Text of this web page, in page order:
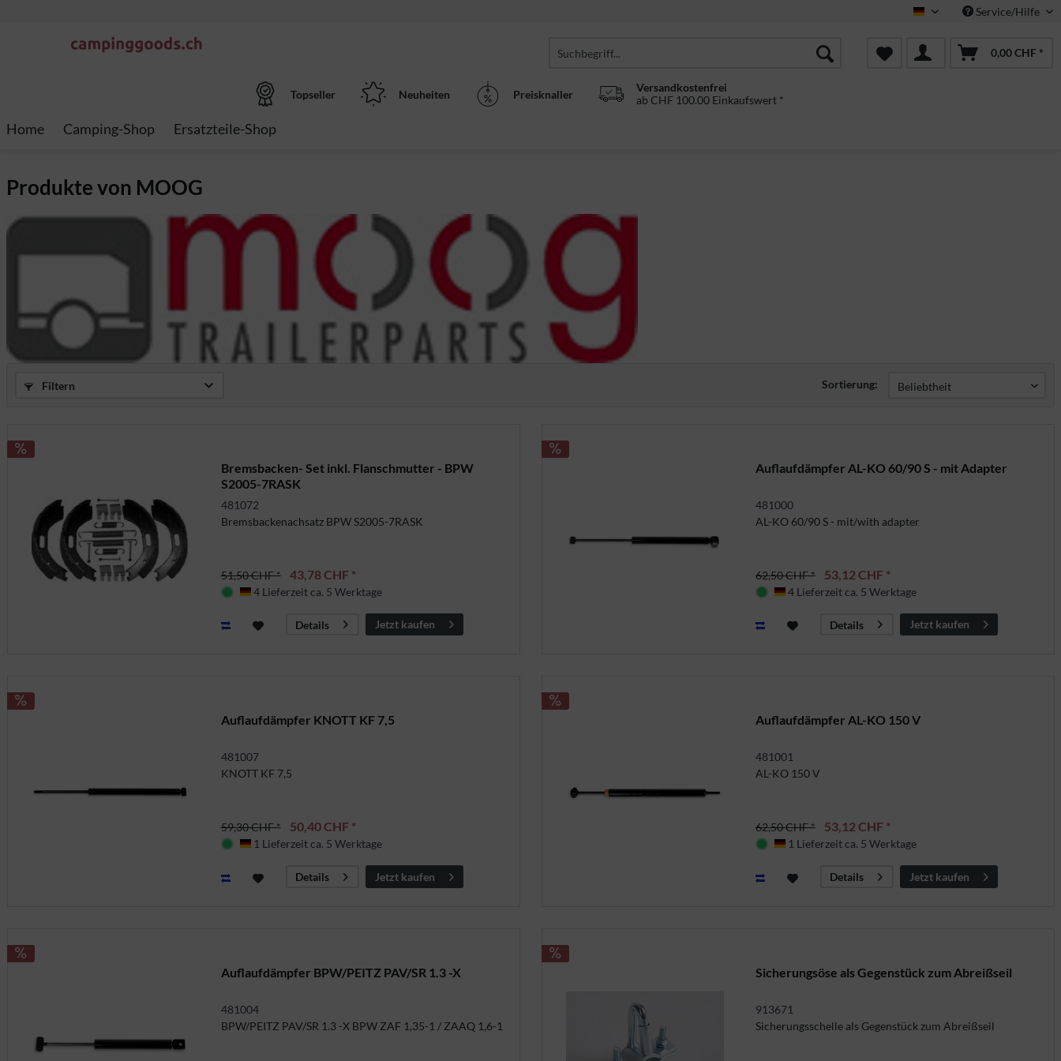
Deutsch Service/Hilfe
0,00 CHF *
Topseller Neuheiten Preisknaller
Versandkostenfrei
ab CHF 100.00 Einkaufswert *
Home Camping-Shop Ersatzteile-Shop
Produkte von MOOG
Filtern Sortierung:
Bremsbacken- Set inkl. Flanschmutter - BPW
S2005-7RASK
481072
Bremsbackenachsatz BPW S2005-7RASK
51,50 CHF * 43,78 CHF *
Deutschland
4 Lieferzeit ca. 5 Werktage
Details Jetzt kaufen
Auflaufdämpfer AL-KO 60/90 S - mit Adapter
481000
AL-KO 60/90 S - mit/with adapter
62,50 CHF * 53,12 CHF *
Deutschland
4 Lieferzeit ca. 5 Werktage
Details Jetzt kaufen
Auflaufdämpfer KNOTT KF 7,5
481007
KNOTT KF 7,5
59,30 CHF * 50,40 CHF *
Deutschland
1 Lieferzeit ca. 5 Werktage
Details Jetzt kaufen
Auflaufdämpfer AL-KO 150 V
481001
AL-KO 150 V
62,50 CHF * 53,12 CHF *
Deutschland
1 Lieferzeit ca. 5 Werktage
Details Jetzt kaufen
Auflaufdämpfer BPW/PEITZ PAV/SR 1.3 -X
481004
BPW/PEITZ PAV/SR 1.3 -X BPW ZAF 1,35-1 / ZAAQ 1,6-1
Sicherungsöse als Gegenstück zum Abreißseil
913671
Sicherungsschelle als Gegenstück zum Abreißseil